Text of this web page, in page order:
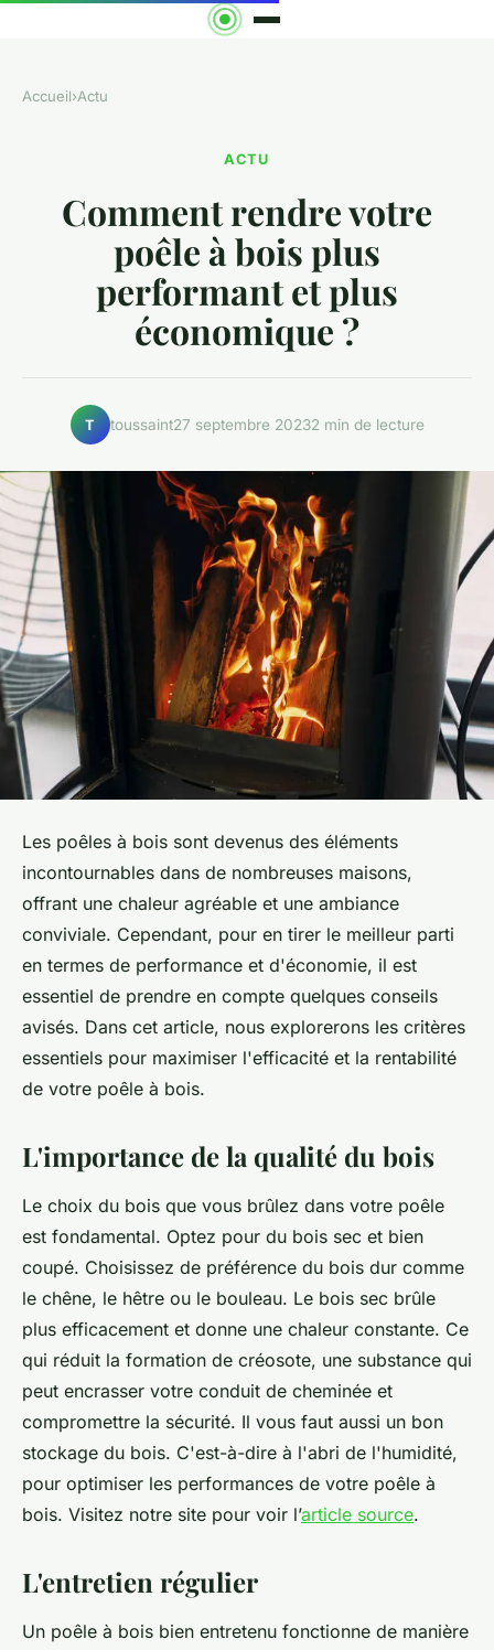
Accueil›Actu
ACTU
Comment rendre votre
poêle à bois plus
performant et plus
économique ?
T toussaint27 septembre 20232 min de lecture
Les poêles à bois sont devenus des éléments
incontournables dans de nombreuses maisons,
offrant une chaleur agréable et une ambiance
conviviale. Cependant, pour en tirer le meilleur parti
en termes de performance et d'économie, il est
essentiel de prendre en compte quelques conseils
avisés. Dans cet article, nous explorerons les critères
essentiels pour maximiser l'efficacité et la rentabilité
de votre poêle à bois.
L'importance de la qualité du bois
Le choix du bois que vous brûlez dans votre poêle
est fondamental. Optez pour du bois sec et bien
coupé. Choisissez de préférence du bois dur comme
le chêne, le hêtre ou le bouleau. Le bois sec brûle
plus efficacement et donne une chaleur constante. Ce
qui réduit la formation de créosote, une substance qui
peut encrasser votre conduit de cheminée et
compromettre la sécurité. Il vous faut aussi un bon
stockage du bois. C'est-à-dire à l'abri de l'humidité,
pour optimiser les performances de votre poêle à
bois. Visitez notre site pour voir l’article source.
L'entretien régulier
Un poêle à bois bien entretenu fonctionne de manière